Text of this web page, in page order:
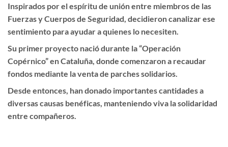
Inspirados por el espíritu de unión entre miembros de las
Fuerzas y Cuerpos de Seguridad, decidieron canalizar ese
sentimiento para ayudar a quienes lo necesiten.
Su primer proyecto nació durante la “Operación
Copérnico” en Cataluña, donde comenzaron a recaudar
fondos mediante la venta de parches solidarios.
Desde entonces, han donado importantes cantidades a
diversas causas benéficas, manteniendo viva la solidaridad
entre compañeros.